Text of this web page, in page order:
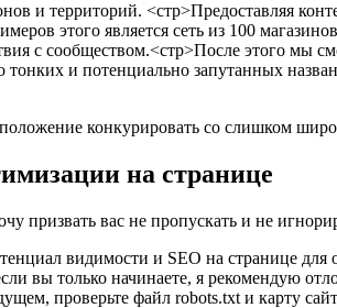
и территорий. <стр>Предоставляя
этого является сеть из 100
с сообществом.<стр>После этого мы
тонких и потенциально запутанных
конкурировать со слишком
на странице
призвать вас не пропускать и не
видимости и SEO на странице
только начинаете, я рекомендую
проверьте файл robots.txt и карту